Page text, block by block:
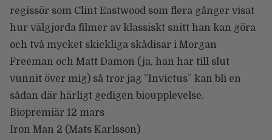
regissör som Clint Eastwood som flera gånger visat
hur välgjorda filmer av klassiskt snitt han kan göra
och två mycket skickliga skådisar i Morgan
Freeman och Matt Damon (ja, han har till slut
vunnit över mig) så tror jag ”Invictus” kan bli en
sådan där härligt gedigen bioupplevelse.
Biopremiär 12 mars
Iron Man 2 (Mats Karlsson)